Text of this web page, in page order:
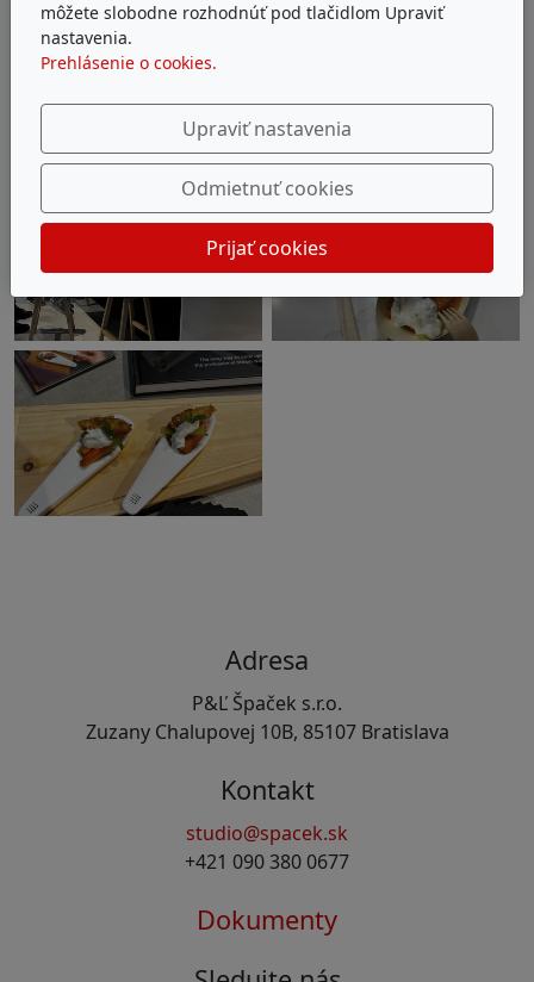
Adresa
P&Ľ Špaček s.r.o.
Zuzany Chalupovej 10B, 85107 Bratislava
Kontakt
studio@spacek.sk
+421 090 380 0677
Dokumenty
môžete slobodne rozhodnúť pod tlačidlom Upraviť
nastavenia.
Prehlásenie o cookies.
Upraviť nastavenia
Odmietnuť cookies
Prijať cookies